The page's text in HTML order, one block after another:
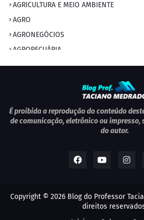
AGRICULTURA E MEIO AMBIENTE
AGRO
AGRONEGÓCIOS
AGROPECUÁRIA
AMBIENTE
ANIVERSÁRIO DA CIDADE
ANIVERSÁRIOS
APEXBRASIL
AVIAÇÃO
É proibida a reprodução do conteúdo
de comunicação, eletrônico ou impresso,
do autor.
Copyright © 2026 Blog do Professor
direitos